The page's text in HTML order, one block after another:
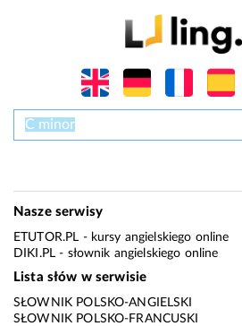
Nasze serwisy
ETUTOR.PL - kursy angielskiego online
DIKI.PL - słownik angielskiego online
Lista słów w serwisie
SŁOWNIK POLSKO-ANGIELSKI
SŁOWNIK POLSKO-FRANCUSKI